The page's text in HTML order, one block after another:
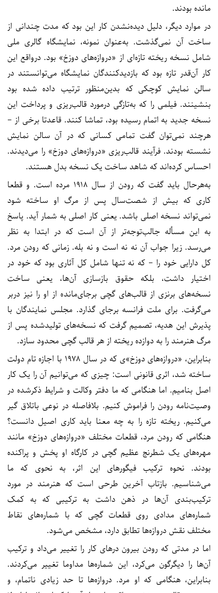
مانده بودند.
در موارد دیگر، دلیل دیده‌نشدن کار این بود که مدت چندانی از
ساخت آن نمی‌گذشت. به‌عنوان نمونه، نمایشگاه گالری ملی
شامل نسخه ریخته تازه‌ای از «دروازه‌های دوزخ» بود. درواقع این
کار آن‌قدر تازه بود که بازدیدکنندگان نمایشگاه می‌توانستند در
سالن نمایش کوچکی که بدین‌منظور ترتیب داده شده بود
بنشینند. فیلمی را که به‌تازگی درمورد قالب‌ریزی و پرداخت این
نسخه جدید به اتمام رسیده بود، تماشا کنند. قاعدتا برخی از –
هرچند نمی‌توان گفت تمامی کسانی که در آن سالن نمایش
نشسته بودند. فرآیند قالب‌ریزی «دروازه‌های دوزخ» را می‌دیدند.
احساس کرده‌اند که شاهد ساخت یک نسخه بدل هستند.
به‌هرحال باید گفت که رودن از سال ۱۹۱۸ مرده است. و قطعا
کاری که بیش از شصت‌سال پس از مرگ او ساخته شود
نمی‌تواند نسخه اصلی باشد. یعنی کار اصلی به شمار آید. پاسخ
به این مسأله جالب‌توجه‌تر از آن است که در ابتدا به نظر
می‌رسد. زیرا جواب آن نه نه است و نه بله. زمانی که رودن مرد.
کل دارایی خود را – که نه تنها شامل کلآثاری بود که خود در
اختیار داشت، بلکه حقوق بازسازی آن‌ها، یعنی ساخت
نسخه‌های برنزی از قالب‌های گچی برجای‌مانده از او را نیز دربر
می‌گرفت. برای ملت فرانسه برجای گذارد. مجلس نمایندگان با
پذیرش این هدیه، تصمیم گرفت که نسخه‌های تولیدشده پس از
مرگ هنرمند را به دوازده ریخته از هر قالب گچی محدود سازد.
بنابراین، «
دروازه‌های دوزخ»ی که در سال ۱۹۷۸ با اجازه تام دولت
ساخته شد، اثری قانونی است: چیزی که می‌توانیم آن را یک کار
اصل بنامیم. اما هنگامی که ما دفتر وکالت و شرایط ذکرشده در
وصیت‌نامه رودن را فراموش کنیم. بلافاصله در نوعی باتلاق گیر
می‌کنیم. ریخته تازه را به چه معنا باید کاری اصیل دانست؟
هنگامی که رودن مرد، قطعات مختلف «دروازه‌های دوزخ» مانند
مهره‌های یک شطرنج عظیم گچی در کارگاه او پخش و پراکنده
بودند. نحوه ترکیب فیگورهای این اثر، به نحوی که ما
می‌شناسیم. بازتاب آخرین طرحی است که هنرمند در مورد
ترکیب‌بندی آن‌ها در ذهن داشت به ترکیبی که به کمک
شماره‌های مدادی روی قطعات گچی که با شماره‌های نقاط
مختلف نقش دروازه‌ها تطابق دارد، مشخص می‌شود.
اما در مدتی که رودن بیرون درهای کار را تغییر می‌داد و ترکیب
آن‌ها را دیگرگون می‌کرد، این شماره‌ها مداوما تغییر می‌کردند.
بنابراین، هنگامی که او مرد. دروازه‌ها تا حد زیادی ناتمام، و